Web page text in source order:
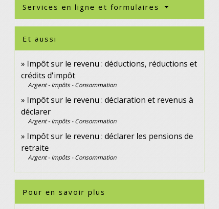
Services en ligne et formulaires
Et aussi
Impôt sur le revenu : déductions, réductions et
crédits d'impôt
Argent - Impôts - Consommation
Impôt sur le revenu : déclaration et revenus à
déclarer
Argent - Impôts - Consommation
Impôt sur le revenu : déclarer les pensions de
retraite
Argent - Impôts - Consommation
Pour en savoir plus